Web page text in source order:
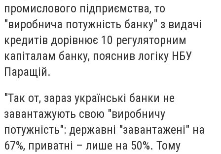
промислового підприємства, то
"виробнича потужність банку" з видачі
кредитів дорівнює 10 регуляторним
капіталам банку, пояснив логіку НБУ
Паращій.
"Так от, зараз українські банки не
завантажують свою "виробничу
потужність": державні "завантажені" на
67%, приватні – лише на 50%. Тому